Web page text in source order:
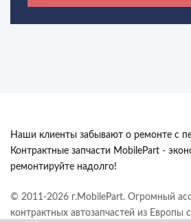
Наши клиенты забывают о ремонте с
Контрактные запчасти MobilePart -
ремонтируйте надолго!
© 2011-2026 г.MobilePart. Огромный
контрактных автозапчастей из Европы